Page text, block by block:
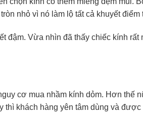
nhỏ vì nó làm lộ tất cả khuyết điểm
đậm. Vừa nhìn đã thấy chiếc kính rất
cơ mua nhầm kính dỏm. Hơn thế
khách hàng yên tâm dùng và